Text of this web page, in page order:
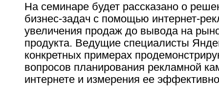
На семинаре будет рассказано о
бизнес-задач с помощью интернет-
увеличения продаж до вывода на
продукта. Ведущие специалисты
конкретных примерах
вопросов планирования рекламной
интернете и измерения ее